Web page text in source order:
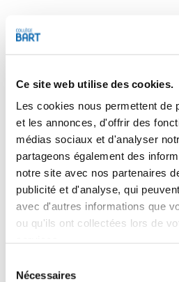
Ce site web utilise des cookies.
Les cookies nous permettent de
et les annonces, d'offrir des
médias sociaux et d'analyser
partageons également des
notre site avec nos partenaires
publicité et d'analyse, qui
avec d'autres informations que
ou qu'ils ont collectées lors de
Nécessaires
Tremplin vers l’industrie
et du design.
Développement de
et en motion design.
Recherche d’étudiants
vision artistique unique.
Acquisition de bases
des études universitaires en
arts visuels, etc.
Permet de transformer une